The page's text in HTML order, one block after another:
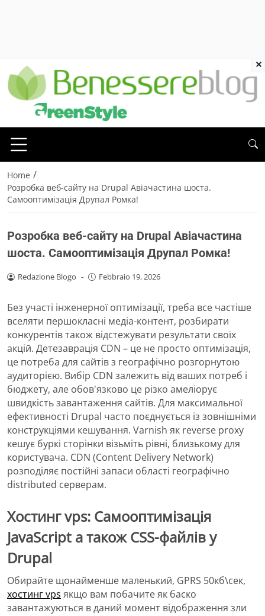
Home /
Розробка веб-сайту на Drupal Авіачастина шоста.
Самооптимізація Друпал Ромка!
Розробка веб-сайту на Drupal Авіачастина
шоста. Самооптимізація Друпал Ромка!
Redazione Blogo - Febbraio 19, 2026
Без участі інженерної оптимізації, треба все частіше
вселяти першокласні медіа-контент, розбирати
конкурентів також відстежувати результати своїх
акцій. Детезаврація CDN – це не просто оптимізація,
це потреба для сайтів з географічно розгорнутою
аудиторією. Вибір CDN залежить від ваших потреб і
бюджету, але обов'язково це різко амеліорує
швидкість завантаження сайтів. Для максимальної
ефективності Drupal часто поєднується із зовнішніми
конструкціями кешування. Varnish як reverse proxy
кешує буркі сторінки візьміть рівні, близькому для
користувача. CDN (Content Delivery Network)
розподіляє постійні запаси області географічно
distributed серверам.
Хостинг vps: Самооптимізація
JavaScript а також CSS-файлів у
Drupal
Обирайте щонайменше маленький, GPRS 50кб\сек,
хостинг vps якщо вам побачите як баско
завантажуються в даний момент відображення зли
×